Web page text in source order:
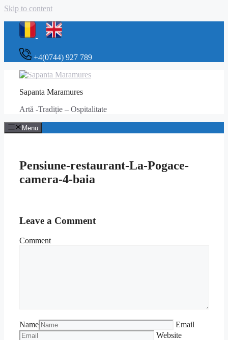
Skip to content
+4(0744) 927 789
Sapanta Maramures
Artă -Tradiție – Ospitalitate
Menu
Pensiune-restaurant-La-Pogace-
camera-4-baia
Leave a Comment
Comment
Name
Email
Website